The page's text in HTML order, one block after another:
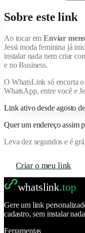
Sobre este link
Ao tocar emEnviar
Jessi moda feminina já
instalar nada nem criar
e no Business.
O WhatsLink só encurta
WhatsApp, entre você e
Link ativo desde agosto
Quer um endereço assim
Leva dez segundos e é
Criar o meu link
whatslink.top
Gere um link
cadastro, sem instalar
Ferramentas